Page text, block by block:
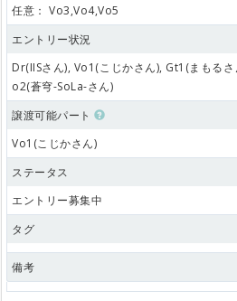
任意： Vo3,Vo4,Vo5
エントリー状況
Dr(IISさん), Vo1(こじかさん), Gt1(まもる
o2(蒼穹-SoLa-さん)
譲渡可能パート
Vo1(こじかさん)
ステータス
エントリー募集中
タグ
備考